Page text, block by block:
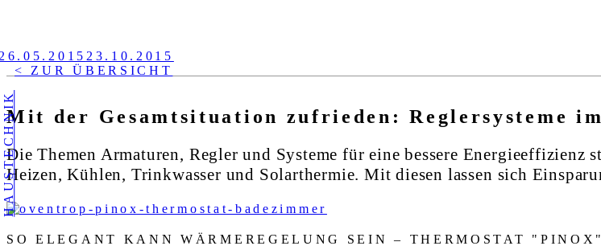
23.10.2015
< ZUR ÜBERSICHT
HAUSTECHNIK
Mit der Gesamtsituation zufrieden: Reglersysteme
Die Themen Armaturen, Regler und Systeme für eine bessere
Heizen, Kühlen, Trinkwasser und Solarthermie. Mit diesen lassen sich
SO ELEGANT KANN WÄRMEREGELUNG SEIN – THERMOSTAT